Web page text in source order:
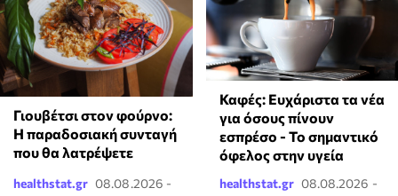
Γιουβέτσι στον φούρνο:
Η παραδοσιακή συνταγή
που θα λατρέψετε
healthstat.gr 08.08.2026 -
Καφές: Ευχάριστα τα νέα
για όσους πίνουν
εσπρέσο - Το σημαντικό
όφελος στην υγεία
healthstat.gr 08.08.2026 -